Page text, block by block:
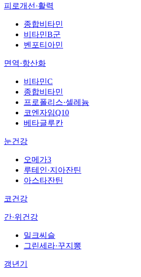
피로개선·활력
종합비타민
비타민B군
벤포티아민
면역·항산화
비타민C
종합비타민
프로폴리스·셀레늄
코엔자임Q10
베타글루칸
눈건강
오메가3
루테인·지아잔틴
아스타잔틴
코건강
간·위건강
밀크씨슬
그린세라·꾸지뽕
갱년기